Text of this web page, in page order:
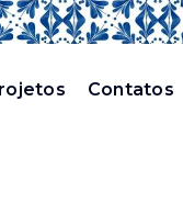
Contatos